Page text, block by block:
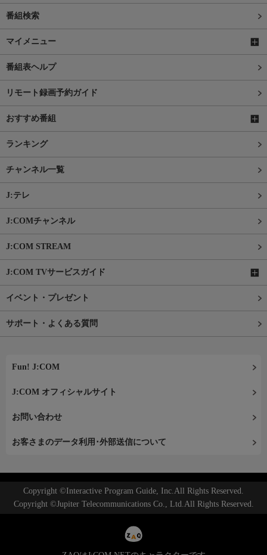
番組検索
マイメニュー
番組表ヘルプ
リモート録画予約ガイド
おすすめ番組
ランキング
チャンネル一覧
J:テレ
J:COMチャンネル
J:COM STREAM
J:COM TVサービスガイド
イベント・プレゼント
サポート・よくある質問
Fun! J:COM
J:COM オフィシャルサイト
お問い合わせ
お客さまのデータ利用･外部送信について
Copyright ©Interactive Program Guide, Inc.All Rights Reserved.
Copyright ©Jupiter Telecommunications Co., Ltd.All Rights Reserved.